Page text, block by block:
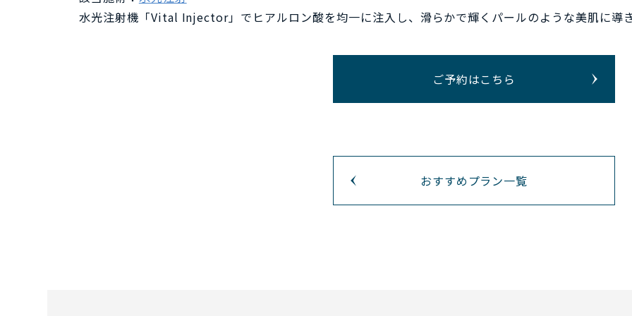
水光注射機「Vital Injector」でヒアルロン酸を均一に注入し、滑らかで輝くパールのような美肌に導
ご予約はこちら
おすすめプラン一覧